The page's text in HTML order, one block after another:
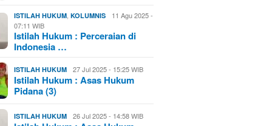
ISTILAH HUKUM ,KOLUMNIS
11 Agu 2025 -
07:11 WIB
Istilah Hukum : Perceraian di
Indonesia …
ISTILAH HUKUM 27 Jul 2025 - 15:25 WIB
Istilah Hukum : Asas Hukum
Pidana (3)
ISTILAH HUKUM 26 Jul 2025 - 14:58 WIB